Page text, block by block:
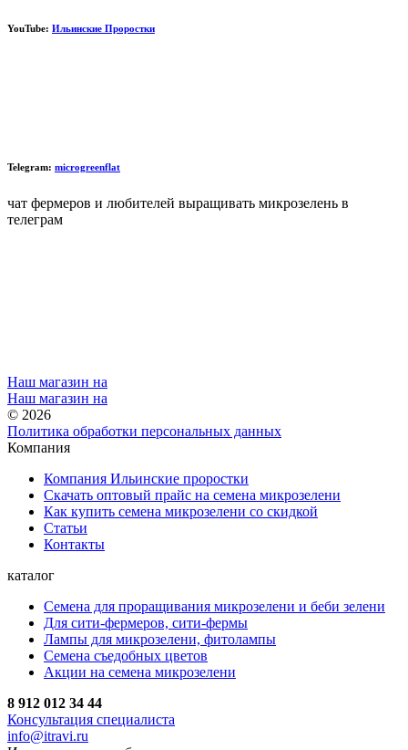
YouTube: Ильинские Проростки
Telegram: microgreenflat
чат фермеров и любителей выращивать микрозелень в
телеграм
Наш магазин на
Наш магазин на
© 2026
Политика обработки персональных данных
Компания
Компания Ильинские проростки
Скачать оптовый прайс на семена микрозелени
Как купить семена микрозелени со скидкой
Статьи
Контакты
каталог
Семена для проращивания микрозелени и беби зелени
Для сити-фермеров, сити-фермы
Лампы для микрозелени, фитолампы
Семена съедобных цветов
Акции на семена микрозелени
8 912 012 34 44
Консультация специалиста
info@itravi.ru